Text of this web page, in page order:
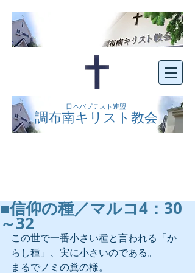
日本バプテスト連盟
調布南キリスト教会
■信仰の種／マルコ4：30
～32
この世で一番小さい種と言われる「か
らし種」、実に小さいのである。
まるでノミの糞の様。